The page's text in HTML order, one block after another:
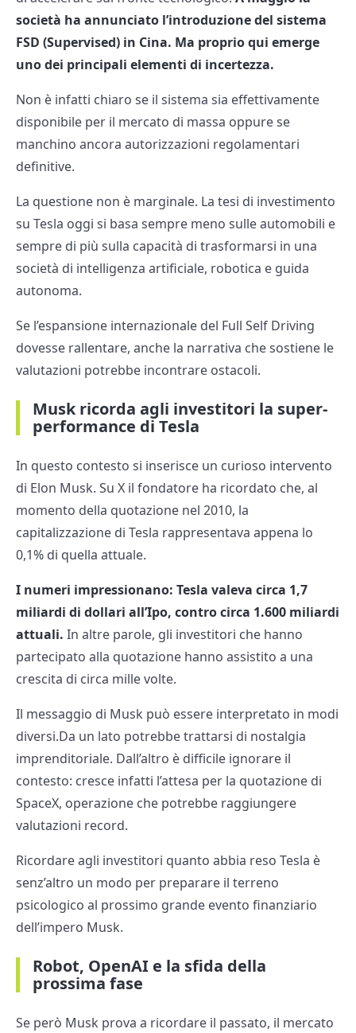
società ha annunciato l’introduzione del sistema
FSD (Supervised) in Cina. Ma proprio qui emerge
uno dei principali elementi di incertezza.
Non è infatti chiaro se il sistema sia effettivamente
disponibile per il mercato di massa oppure se
manchino ancora autorizzazioni regolamentari
definitive.
La questione non è marginale. La tesi di investimento
su Tesla oggi si basa sempre meno sulle automobili e
sempre di più sulla capacità di trasformarsi in una
società di intelligenza artificiale, robotica e guida
autonoma.
Se l’espansione internazionale del Full Self Driving
dovesse rallentare, anche la narrativa che sostiene le
valutazioni potrebbe incontrare ostacoli.
Musk ricorda agli investitori la super-
performance di Tesla
In questo contesto si inserisce un curioso intervento
di Elon Musk. Su X il fondatore ha ricordato che, al
momento della quotazione nel 2010, la
capitalizzazione di Tesla rappresentava appena lo
0,1% di quella attuale.
I numeri impressionano: Tesla valeva circa 1,7
miliardi di dollari all’Ipo, contro circa 1.600 miliardi
attuali. In altre parole, gli investitori che hanno
partecipato alla quotazione hanno assistito a una
crescita di circa mille volte.
Il messaggio di Musk può essere interpretato in modi
diversi.Da un lato potrebbe trattarsi di nostalgia
imprenditoriale. Dall’altro è difficile ignorare il
contesto: cresce infatti l’attesa per la quotazione di
SpaceX, operazione che potrebbe raggiungere
valutazioni record.
Ricordare agli investitori quanto abbia reso Tesla è
senz’altro un modo per preparare il terreno
psicologico al prossimo grande evento finanziario
dell’impero Musk.
Robot, OpenAI e la sfida della
prossima fase
Se però Musk prova a ricordare il passato, il mercato